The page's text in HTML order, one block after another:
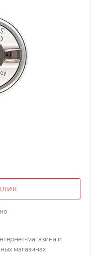
магазина и
магазинах